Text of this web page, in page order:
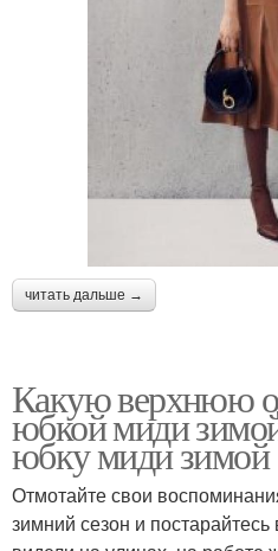
читать дальше →
Какую верхнюю
юбкой миди
юбку миди зимой
Отмотайте свои
зимний сезон и